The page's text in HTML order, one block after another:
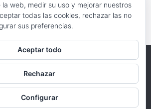
© 2026. Todos los derechos reservados.
- Diseñado con elTema Hueman
web, medir su uso y mejorar nuestros
todas las cookies, rechazar las no
sus preferencias.
Aceptar todo
Rechazar
Configurar